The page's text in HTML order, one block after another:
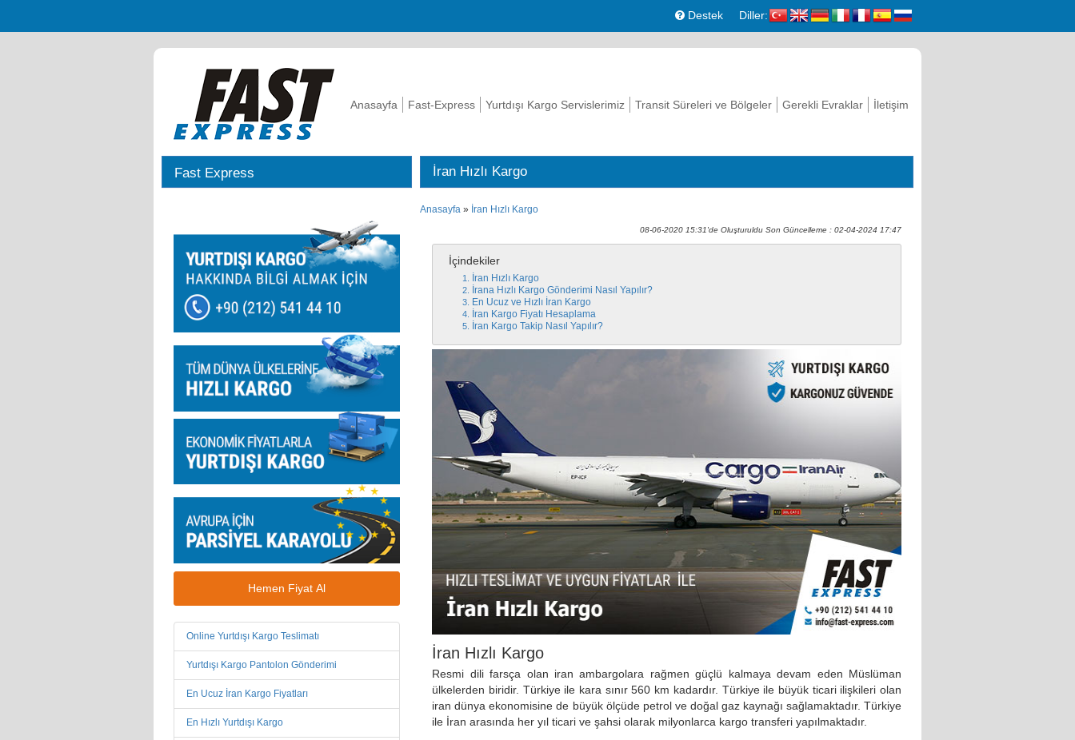
Destek Diller:
Anasayfa Fast-Express Yurtdışı Kargo Servislerimiz Transit Süreleri ve Bölgeler Gerekli Evraklar İletişim
Fast Express
Hemen Fiyat Al
Online Yurtdışı Kargo Teslimatı
Yurtdışı Kargo Pantolon Gönderimi
En Ucuz İran Kargo Fiyatları
En Hızlı Yurtdışı Kargo
İran Hızlı Kargo
Anasayfa » İran Hızlı Kargo
08-06-2020 15:31'de Oluşturuldu Son Güncelleme : 02-04-2024 17:47
İçindekiler
İran Hızlı Kargo
İrana Hızlı Kargo Gönderimi Nasıl Yapılır?
En Ucuz ve Hızlı İran Kargo
İran Kargo Fiyatı Hesaplama
İran Kargo Takip Nasıl Yapılır?
İran Hızlı Kargo
Resmi dili farsça olan iran ambargolara rağmen güçlü kalmaya devam eden Müslüman
ülkelerden biridir. Türkiye ile kara sınır 560 km kadardır. Türkiye ile büyük ticari ilişkileri olan
iran dünya ekonomisine de büyük ölçüde petrol ve doğal gaz kaynağı sağlamaktadır. Türkiye
ile İran arasında her yıl ticari ve şahsi olarak milyonlarca kargo transferi yapılmaktadır.